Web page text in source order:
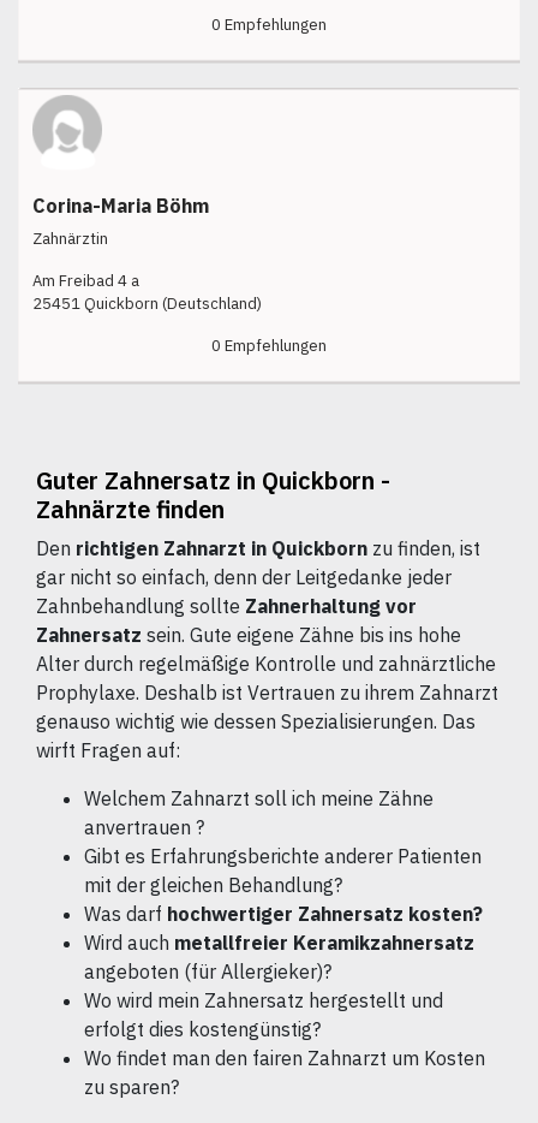
0 Empfehlungen
Corina-Maria Böhm
Zahnärztin
Am Freibad 4 a
25451 Quickborn (Deutschland)
0 Empfehlungen
Guter Zahnersatz in Quickborn -
Zahnärzte finden
Den richtigen Zahnarzt in Quickborn zu finden, ist
gar nicht so einfach, denn der Leitgedanke jeder
Zahnbehandlung sollte Zahnerhaltung vor
Zahnersatz sein. Gute eigene Zähne bis ins hohe
Alter durch regelmäßige Kontrolle und zahnärztliche
Prophylaxe. Deshalb ist Vertrauen zu ihrem Zahnarzt
genauso wichtig wie dessen Spezialisierungen. Das
wirft Fragen auf:
Welchem Zahnarzt soll ich meine Zähne
anvertrauen ?
Gibt es Erfahrungsberichte anderer Patienten
mit der gleichen Behandlung?
Was darf hochwertiger Zahnersatz kosten?
Wird auch metallfreier Keramikzahnersatz
angeboten (für Allergieker)?
Wo wird mein Zahnersatz hergestellt und
erfolgt dies kostengünstig?
Wo findet man den fairen Zahnarzt um Kosten
zu sparen?